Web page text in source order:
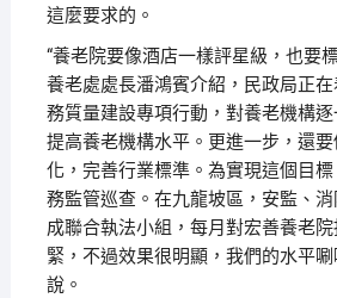
這麼要求的。
“養老院要像酒店一樣評星級，也要
養老處處長潘鴻賓介紹，民政局正
務質量建設專項行動，對養老機構逐
提高養老機構水平。更進一步，還
化，完善行業標準。為實現這個目
務監管巡查。在九龍坡區，安監、
成聯合執法小組，每月對宏善養老
緊，不過效果很明顯，我們的水平
說。